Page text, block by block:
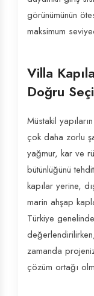
görünümünün
maksimum
Villa
Doğru
Müstakil
çok daha zorlu
yağmur, kar ve
bütünlüğünü
kapılar yerine,
marin ahşap
Türkiye
zamanda
çözüm ortağı